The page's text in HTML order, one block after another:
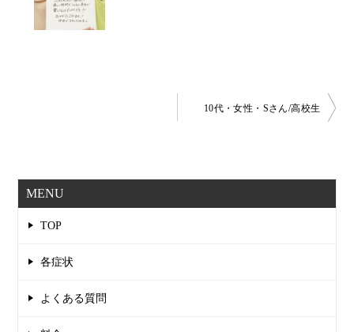
ビ
ゲ
ー
シ
10代・女性・Sさん/高校生
MENU
TOP
各症状
よくある質問